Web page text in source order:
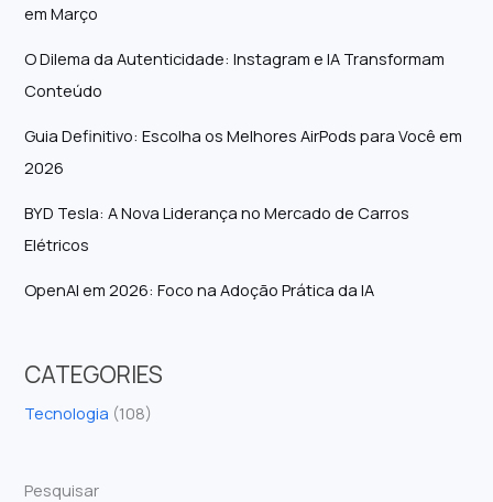
em Março
O Dilema da Autenticidade: Instagram e IA Transformam
Conteúdo
Guia Definitivo: Escolha os Melhores AirPods para Você em
2026
BYD Tesla: A Nova Liderança no Mercado de Carros
Elétricos
OpenAI em 2026: Foco na Adoção Prática da IA
CATEGORIES
Tecnologia (108)
Pesquisar